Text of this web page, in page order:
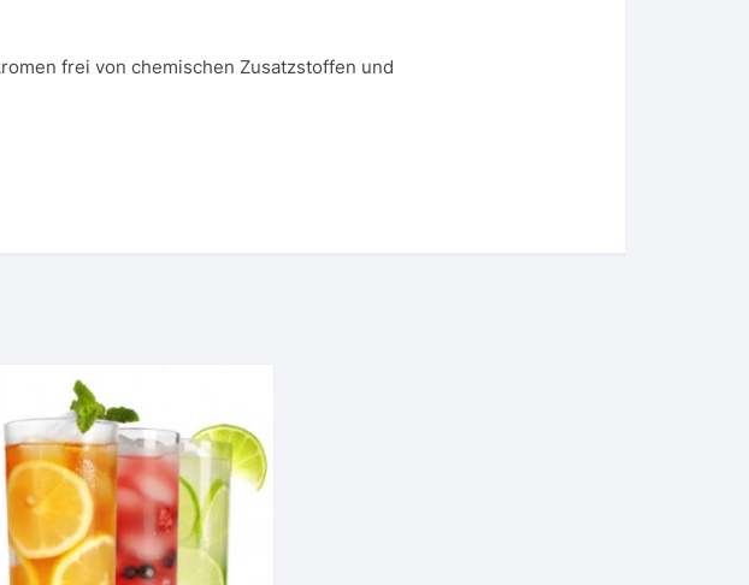
frei von chemischen Zusatzstoffen und